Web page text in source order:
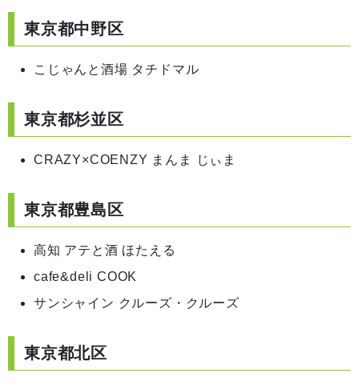
東京都中野区
こじゃんと酒場 タチドマル
東京都杉並区
CRAZY×COENZY まんま じぃま
東京都豊島区
高知 アテと酒 ほたえる
cafe&deli COOK
サンシャイン クルーズ・クルーズ
東京都北区